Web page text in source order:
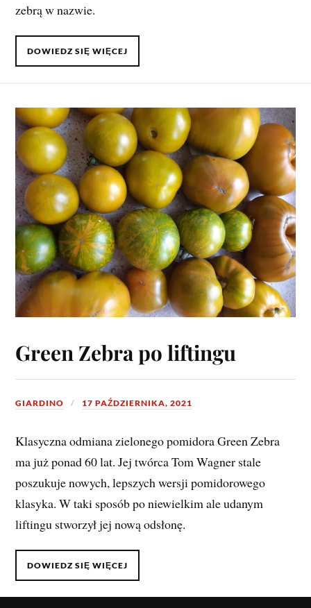
zebrą w nazwie.
DOWIEDZ SIĘ WIĘCEJ
Green Zebra po liftingu
GIARDINO 17 PAŹDZIERNIKA, 2021
Klasyczna odmiana zielonego pomidora Green Zebra
ma już ponad 60 lat. Jej twórca Tom Wagner stale
poszukuje nowych, lepszych wersji pomidorowego
klasyka. W taki sposób po niewielkim ale udanym
liftingu stworzył jej nową odsłonę.
DOWIEDZ SIĘ WIĘCEJ